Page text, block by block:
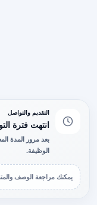
التقديم والتواصل
انتهت فترة
بعد مرور المدة
الوظيفة.
يمكنك مراجعة الوصف